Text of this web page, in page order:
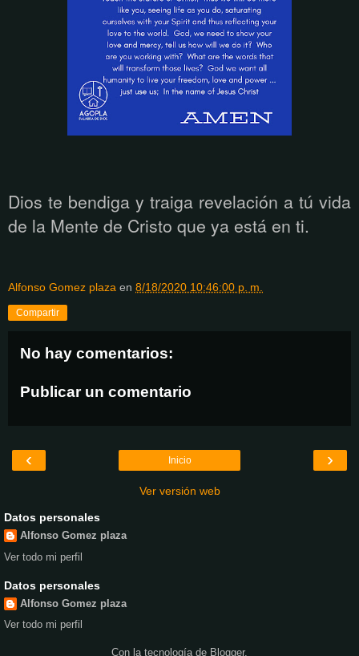
Dios te bendiga y traiga revelación a tú vida
de la Mente de Cristo que ya está en ti.
Alfonso Gomez plaza en 8/18/2020 10:46:00 p. m.
Compartir
No hay comentarios:
Publicar un comentario
‹ ›
Inicio
Ver versión web
Datos personales
Alfonso Gomez plaza
Ver todo mi perfil
Datos personales
Alfonso Gomez plaza
Ver todo mi perfil
Con la tecnología de Blogger.